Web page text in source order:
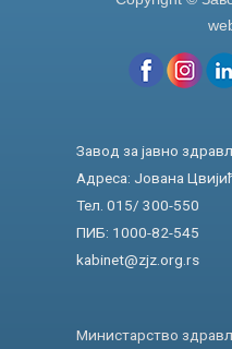
Завод за јавно
Адреса: Јована
Тел. 015/ 300-550
ПИБ: 1000-82-545
kabinet@zjz.org.rs
Министарство